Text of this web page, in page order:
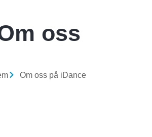
oss
Om oss på iDance